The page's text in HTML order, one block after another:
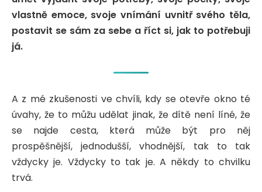
vlastně emoce, svoje vnímání uvnitř svého těla,
postavit se sám za sebe a říct si, jak to potřebuji
já.
A z mé zkušenosti ve chvíli, kdy se otevře okno té
úvahy, že to můžu udělat jinak, že dítě není líné, že
se najde cesta, která může být pro něj
prospěšnější, jednodušší, vhodnější, tak to tak
vždycky je. Vždycky to tak je. A někdy to chvilku
trvá.